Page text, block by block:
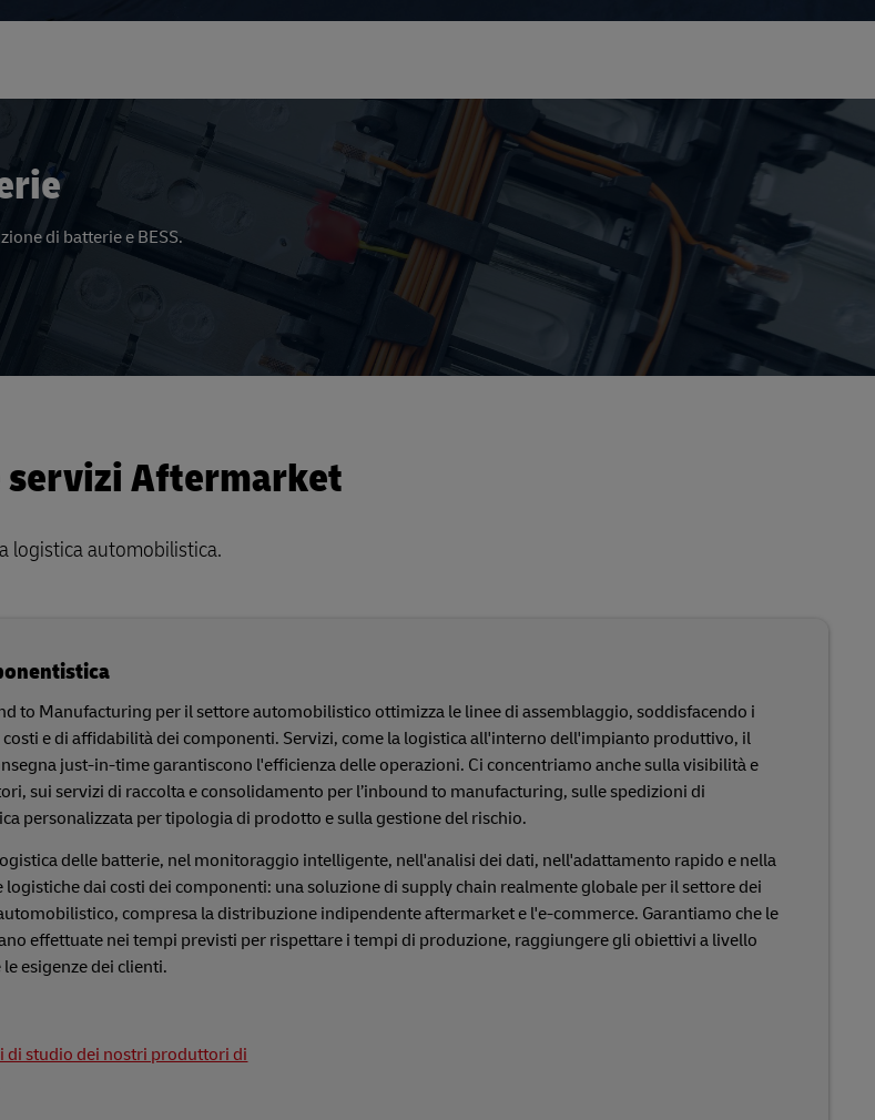
di batterie e BESS.
servizi Aftermarket
logistica automobilistica.
to Manufacturing per il settore automobilistico ottimizza le linee di assemblaggio, soddisfacendo i
e di affidabilità dei componenti. Servizi, come la logistica all'interno dell'impianto produttivo, il
just-in-time garantiscono l'efficienza delle operazioni. Ci concentriamo anche sulla visibilità e
sui servizi di raccolta e consolidamento per l’inbound to manufacturing, sulle spedizioni di
personalizzata per tipologia di prodotto e sulla gestione del rischio.
delle batterie, nel monitoraggio intelligente, nell'analisi dei dati, nell'adattamento rapido e nella
logistiche dai costi dei componenti: una soluzione di supply chain realmente globale per il settore dei
compresa la distribuzione indipendente aftermarket e l'e-commerce. Garantiamo che le
effettuate nei tempi previsti per rispettare i tempi di produzione, raggiungere gli obiettivi a livello
esigenze dei clienti.
di studio dei nostri produttori di